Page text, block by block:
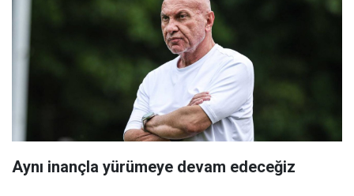
Aynı inançla yürümeye devam edeceğiz